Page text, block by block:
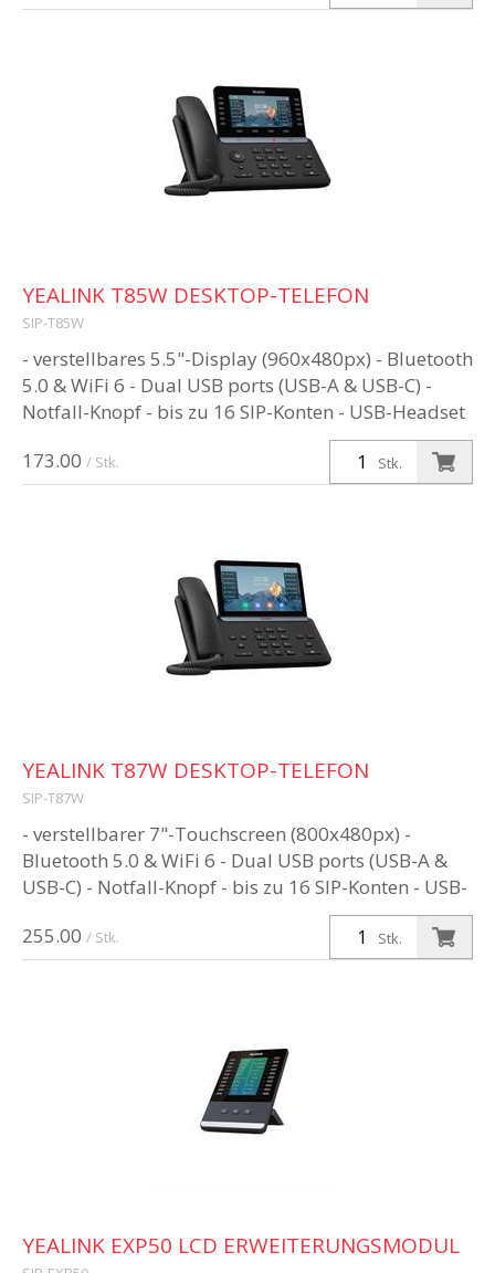
173.00 / Stk. Stk.
YEALINK T85W DESKTOP-TELEFON
SIP-T85W
- verstellbares 5.5"-Display (960x480px) - Bluetooth
5.0 & WiFi 6 - Dual USB ports (USB-A & USB-C) -
Notfall-Knopf - bis zu 16 SIP-Konten - USB-Headset
255.00 / Stk. Stk.
YEALINK T87W DESKTOP-TELEFON
SIP-T87W
- verstellbarer 7"-Touchscreen (800x480px) -
Bluetooth 5.0 & WiFi 6 - Dual USB ports (USB-A &
USB-C) - Notfall-Knopf - bis zu 16 SIP-Konten - USB-
YEALINK EXP50 LCD ERWEITERUNGSMODUL